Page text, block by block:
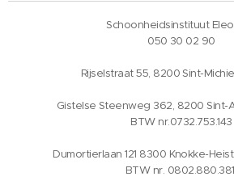
Schoonheidsinstituut
050 30 02 90
Rijselstraat 55, 8200 Sint-
Gistelse Steenweg 362, 8200 Sint-
BTW nr.0732.753.143
Dumortierlaan 121 8300 Knokke-
BTW nr. 0802.880.381